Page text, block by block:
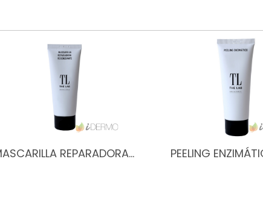
REPARADORA… PEELING